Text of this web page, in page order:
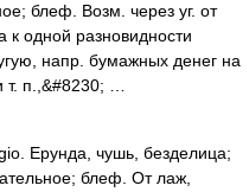
блеф. Возм. через уг. от
к одной разновидности
напр. бумажных денег на
п.,&#8230; …
Ерунда, чушь, безделица;
блеф. От лаж,